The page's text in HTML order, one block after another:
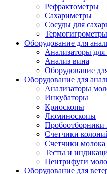
Рефрактометры
Сахариметры
Сосуды для
Термогигрометры
Оборудование для
Анализаторы для
Анализ вина
Оборудование
Оборудование для
Анализаторы
Инкубаторы
Криоскопы
Люминоскопы
Счетчики
Счетчики молока
Тесты и
Центрифуги
Оборудование для